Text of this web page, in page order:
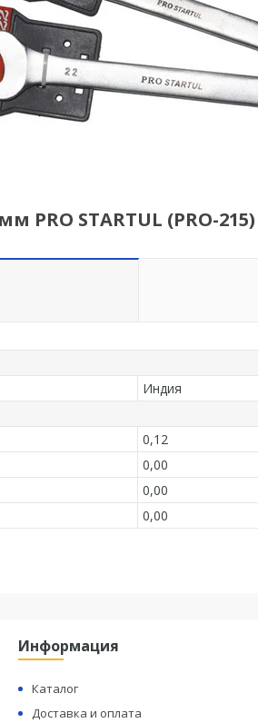
STARTUL (PRO-215)
Индия
0,12
0,00
0,00
0,00
Информация
Каталог
Доставка и оплата